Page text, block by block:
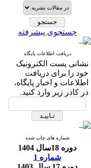
جستجوی پیشرفته
دریافت اطلاعات پایگاه
نشانی پست الکترونیک
خود را برای دریافت
اطلاعات و اخبار پایگاه،
در کادر زیر وارد کنید.
شماره های چاپ شده
دوره 18سال 1404
شماره 1